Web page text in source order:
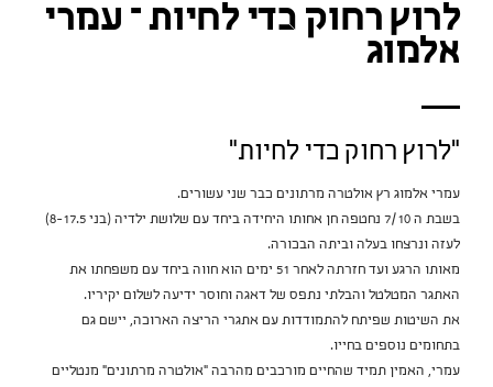
לרוץ רחוק כדי לחיות – עמרי
אלמוג
"לרוץ רחוק כדי לחיות"
עמרי אלמוג רץ אולטרה מרתונים כבר שני עשורים.
בשבת ה 7/10 נחטפה חן אחותו היחידה ביחד עם שלושת ילדיה (בני 8-17.5)
לעזה ונרצחו בעלה וביתה הבכורה.
מאותו הרגע ועד חזרתה לאחר 51 ימים הוא חווה ביחד עם משפחתו את
האתגר המטלטל והבלתי נתפס של דאגה וחוסר ידיעה לשלום יקיריו.
את השיטות שפיתח להתמודדות עם אתגרי הריצה הארוכה, יישם גם
בתחומים נוספים בחייו.
עמרי, האמין תמיד שהחיים מורכבים מהרבה "אולטרה מרתונים" מנטליים